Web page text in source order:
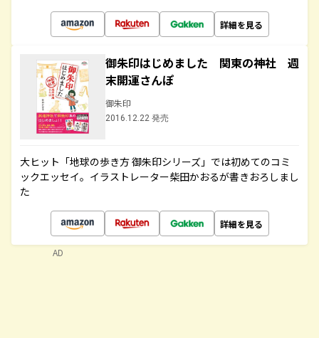
詳細を見る
御朱印はじめました 関東の神社 週
末開運さんぽ
御朱印
2016.12.22 発売
大ヒット「地球の歩き方 御朱印シリーズ」では初めてのコミ
ックエッセイ。イラストレーター柴田かおるが書きおろしまし
た
詳細を見る
AD